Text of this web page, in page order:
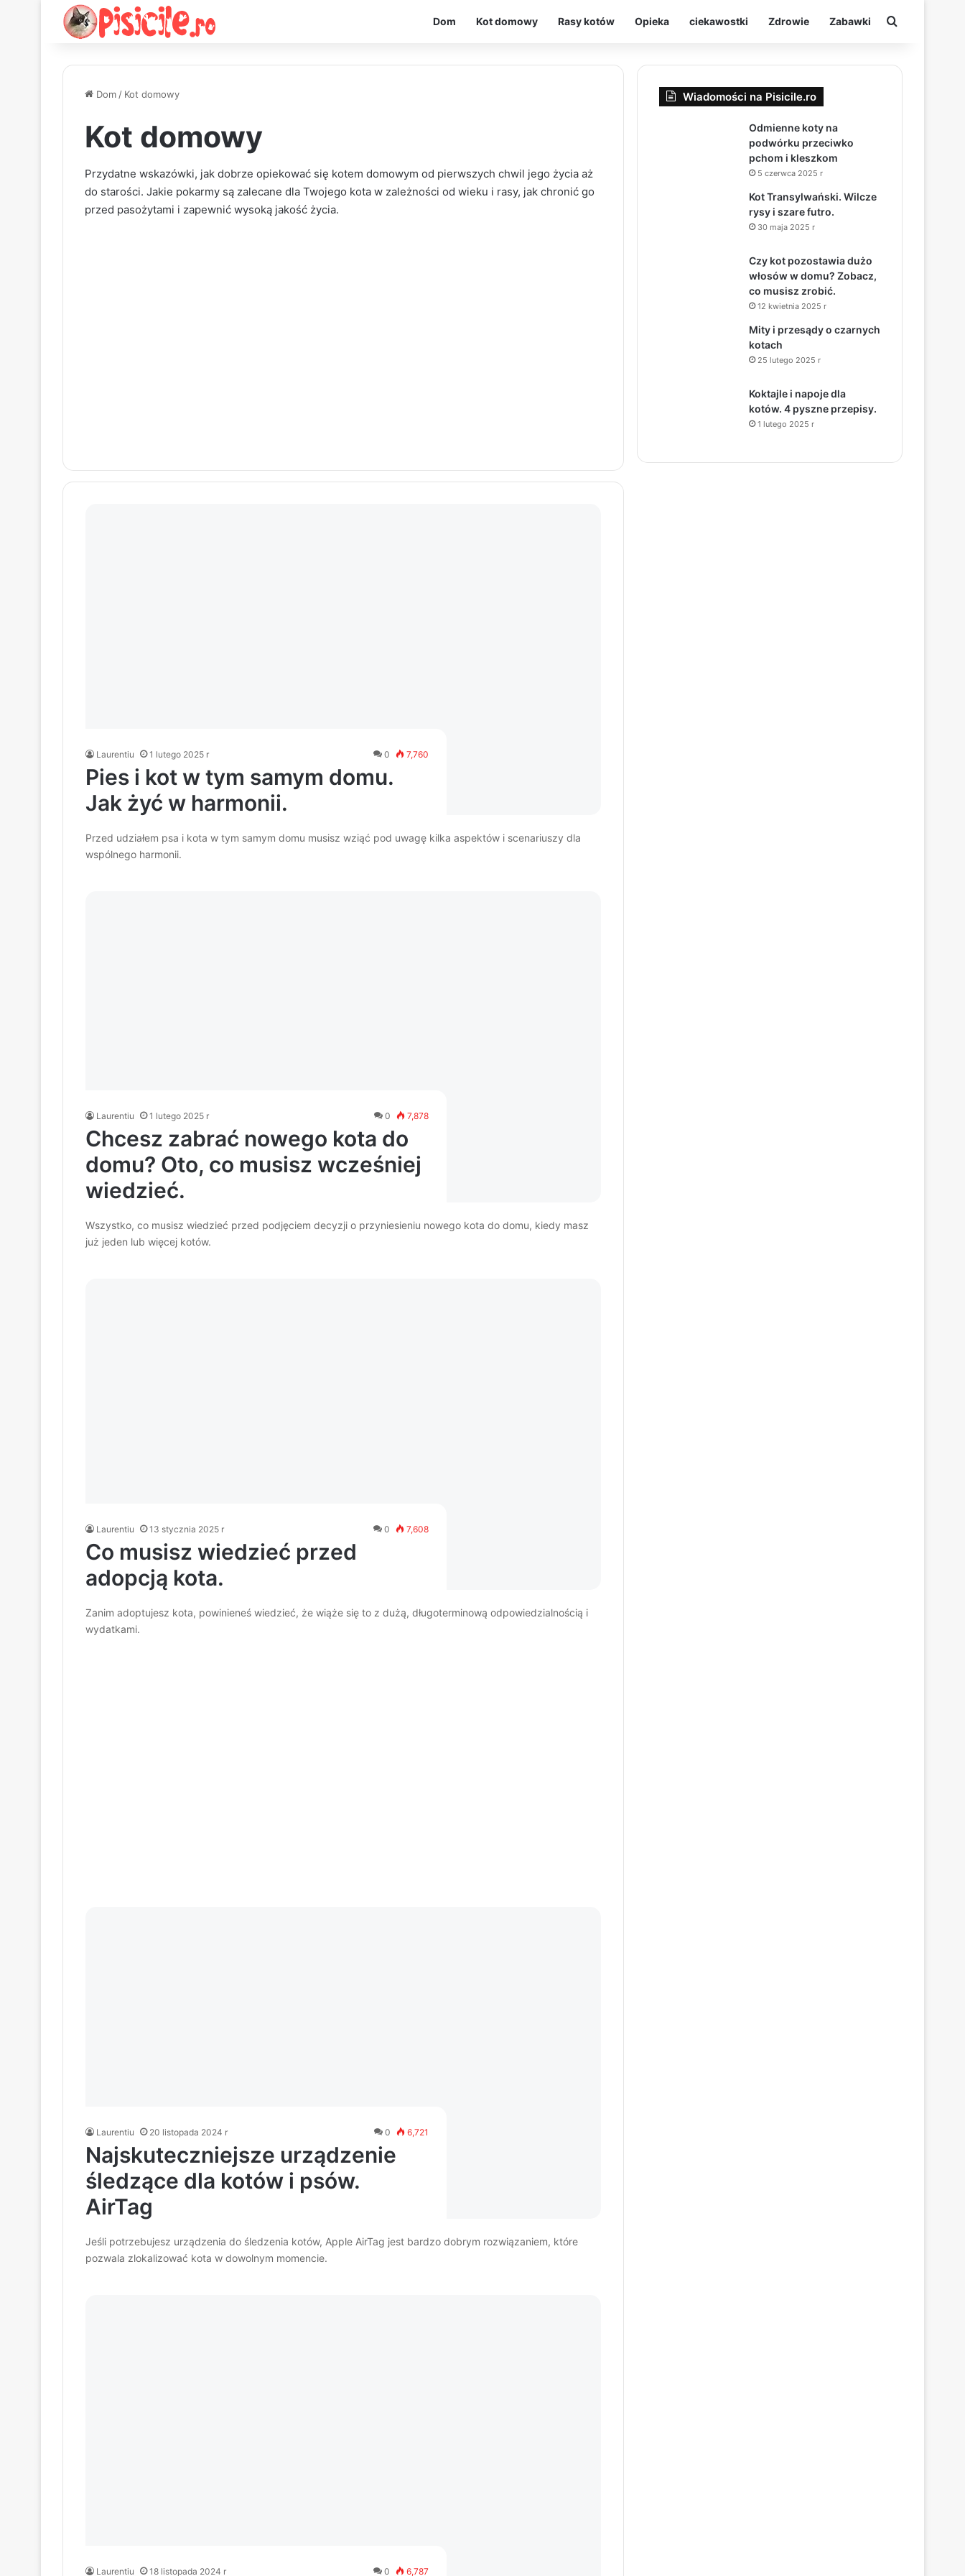
Dom Kot domowy Rasy kotów Opieka ciekawostki Zdrowie Zabawki Szukaj
Dom / Kot domowy
Kot domowy
Przydatne wskazówki, jak dobrze opiekować się kotem domowym od pierwszych chwil jego życia aż
do starości. Jakie pokarmy są zalecane dla Twojego kota w zależności od wieku i rasy, jak chronić go
przed pasożytami i zapewnić wysoką jakość życia.
Laurentiu 1 lutego 2025 r 0 7,760
Pies i kot w tym samym domu.
Jak żyć w harmonii.
Przed udziałem psa i kota w tym samym domu musisz wziąć pod uwagę kilka aspektów i scenariuszy dla
wspólnego harmonii.
Laurentiu 1 lutego 2025 r 0 7,878
Chcesz zabrać nowego kota do
domu? Oto, co musisz wcześniej
wiedzieć.
Wszystko, co musisz wiedzieć przed podjęciem decyzji o przyniesieniu nowego kota do domu, kiedy masz
już jeden lub więcej kotów.
Laurentiu 13 stycznia 2025 r 0 7,608
Co musisz wiedzieć przed
adopcją kota.
Zanim adoptujesz kota, powinieneś wiedzieć, że wiąże się to z dużą, długoterminową odpowiedzialnością i
wydatkami.
Laurentiu 20 listopada 2024 r 0 6,721
Najskuteczniejsze urządzenie
śledzące dla kotów i psów.
AirTag
Jeśli potrzebujesz urządzenia do śledzenia kotów, Apple AirTag jest bardzo dobrym rozwiązaniem, które
pozwala zlokalizować kota w dowolnym momencie.
Laurentiu 18 listopada 2024 r 0 6,787
Wiadomości na Pisicile.ro
Odmienne koty na
podwórku przeciwko
pchom i kleszkom
5 czerwca 2025 r
Kot Transylwański. Wilcze
rysy i szare futro.
30 maja 2025 r
Czy kot pozostawia dużo
włosów w domu? Zobacz,
co musisz zrobić.
12 kwietnia 2025 r
Mity i przesądy o czarnych
kotach
25 lutego 2025 r
Koktajle i napoje dla
kotów. 4 pyszne przepisy.
1 lutego 2025 r